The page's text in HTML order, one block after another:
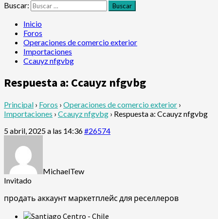
Buscar:
Inicio
Foros
Operaciones de comercio exterior
Importaciones
Ccauyz nfgvbg
Respuesta a: Ccauyz nfgvbg
Principal › Foros › Operaciones de comercio exterior ›
Importaciones › Ccauyz nfgvbg › Respuesta a: Ccauyz nfgvbg
5 abril, 2025 a las 14:36#26574
MichaelTew
Invitado
продать аккаунт маркетплейс для реселлеров